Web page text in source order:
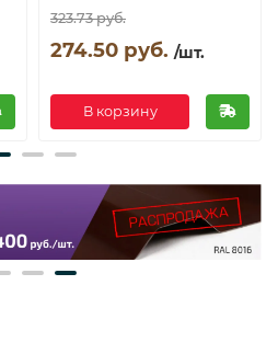
323.73 руб.
274.50 руб. /шт.
В корзину